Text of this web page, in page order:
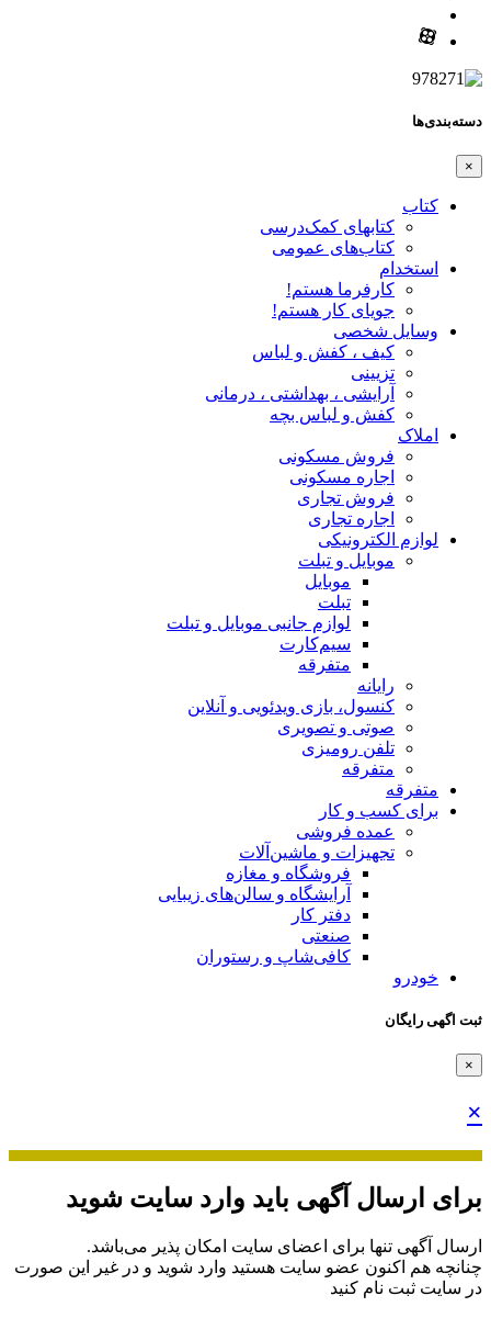
دسته‌بندی‌ها
×
کتاب
کتابهای کمک‌درسی
کتاب‌های عمومی
استخدام
کارفرما هستم!
جویای کار هستم!
وسایل شخصی
کیف ، کفش و لباس
تزیینی
آرایشی ، بهداشتی ، درمانی
کفش و لباس بچه
املاک
فروش مسکونی
اجاره مسکونی
فروش تجاری
اجاره تجاری
لوازم الکترونیکی
موبایل و تبلت
موبایل
تبلت
لوازم جانبی موبایل و تبلت
سیم‌کارت
متفرقه
رایانه
کنسول، بازی‌ ویدئویی و آنلاین
صوتی و تصویری
تلفن رومیزی
متفرقه
متفرقه
برای کسب و کار
عمده فروشی
تجهیزات و ماشین‌آلات
فروشگاه و مغازه
آرایشگاه و سالن‌های زیبایی
دفتر کار
صنعتی
کافی‌شاپ و رستوران
خودرو
ثبت اگهی رایگان
×
×
برای ارسال آگهی باید وارد سایت شوید
ارسال آگهی تنها برای اعضای سایت امکان پذیر می‌باشد.
چنانچه هم‌ اکنون عضو سایت هستید وارد شوید و در غیر این صورت
در سایت ثبت نام کنید